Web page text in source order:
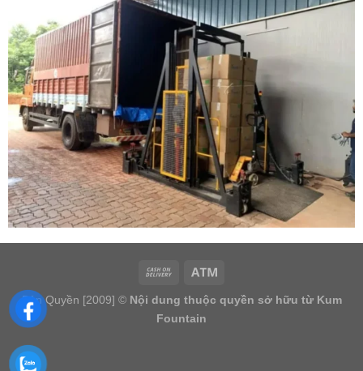
Bản Quyền [2009] © Nội dung thuộc quyền sở hữu từ Kum
Fountain